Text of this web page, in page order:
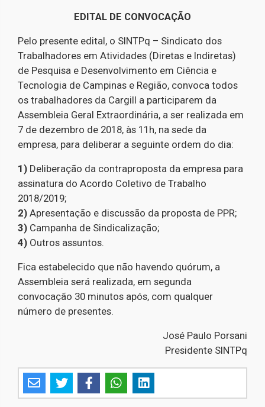
EDITAL DE CONVOCAÇÃO
Pelo presente edital, o SINTPq – Sindicato dos
Trabalhadores em Atividades (Diretas e Indiretas)
de Pesquisa e Desenvolvimento em Ciência e
Tecnologia de Campinas e Região, convoca todos
os trabalhadores da Cargill a participarem da
Assembleia Geral Extraordinária, a ser realizada em
7 de dezembro de 2018, às 11h, na sede da
empresa, para deliberar a seguinte ordem do dia:
1) Deliberação da contraproposta da empresa para
assinatura do Acordo Coletivo de Trabalho
2018/2019;
2) Apresentação e discussão da proposta de PPR;
3) Campanha de Sindicalização;
4) Outros assuntos.
Fica estabelecido que não havendo quórum, a
Assembleia será realizada, em segunda
convocação 30 minutos após, com qualquer
número de presentes.
José Paulo Porsani
Presidente SINTPq